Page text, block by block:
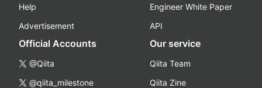
Help
Advertisement
Engineer White Paper
API
Official Accounts
@Qiita
@qiita_milestone
Our service
Qiita Team
Qiita Zine